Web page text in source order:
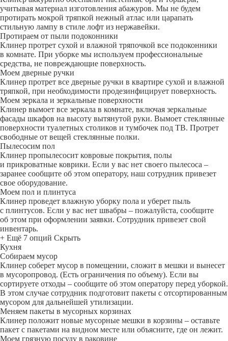
учитывая материал изготовления абажуров. Мы не будем
протирать мокрой тряпкой нежный атлас или царапать
стильную лампу в стиле лофт из нержавейки.
Протираем от пыли подоконники
Клинер протрет сухой и влажной тряпочкой все подоконники
в комнате. При уборке мы используем профессиональные
средства, не повреждающие поверхность.
Моем дверные ручки
Клинер протрет все дверные ручки в квартире сухой и влажной
тряпкой, при необходимости продезинфицирует поверхность.
Моем зеркала и зеркальные поверхности
Клинер вымоет все зеркала в комнате, включая зеркальные
фасады шкафов на высоту вытянутой руки. Вымоет стеклянные
поверхности туалетных столиков и тумбочек под ТВ. Протрет
свободные от вещей стеклянные полки.
Пылесосим пол
Клинер пропылесосит ковровые покрытия, полы
и прикроватные коврики. Если у вас нет своего пылесоса –
заранее сообщите об этом оператору, наш сотрудник привезет
свое оборудование.
Моем пол и плинтуса
Клинер проведет влажную уборку пола и уберет пыль
с плинтусов. Если у вас нет швабры – пожалуйста, сообщите
об этом при оформлении заявки. Сотрудник привезет свой
инвентарь.
+ Ещё 7 опций Скрыть
Кухня
Собираем мусор
Клинер соберет мусор в помещении, сложит в мешки и вынесет
в мусоропровод. (Есть ограничения по объему). Если вы
сортируете отходы – сообщите об этом оператору перед уборкой.
В этом случае сотрудник подготовит пакеты с отсортированным
мусором для дальнейшей утилизации.
Меняем пакеты в мусорных корзинах
Клинер положит новые мусорные мешки в корзины – оставьте
пакет с пакетами на видном месте или объясните, где он лежит.
Моем грязную посуду в раковине